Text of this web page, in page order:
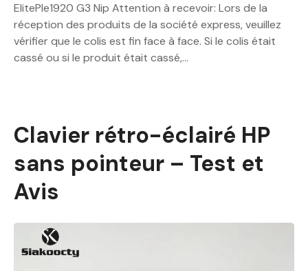
ElitePle1920 G3 Nip Attention à recevoir: Lors de la
réception des produits de la société express, veuillez
vérifier que le colis est fin face à face. Si le colis était
cassé ou si le produit était cassé,…
Clavier rétro-éclairé HP
sans pointeur – Test et
Avis